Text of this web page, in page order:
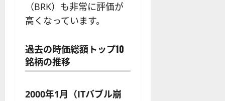
（BRK）も非常に評価が
高くなっています。
過去の時価総額トップ10
銘柄の推移
2000年1月（ITバブル崩